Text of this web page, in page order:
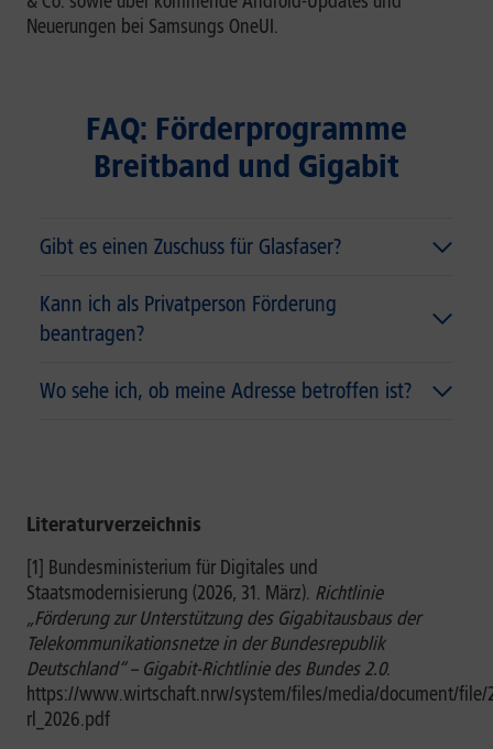
Neuerungen bei Samsungs OneUI.
FAQ: Förderprogramme
Breitband und Gigabit
Gibt es einen Zuschuss für Glasfaser?
Kann ich als Privatperson Förderung
beantragen?
Wo sehe ich, ob meine Adresse betroffen ist?
Literaturverzeichnis
[1] Bundesministerium für Digitales und
Staatsmodernisierung (2026, 31. März). Richtlinie
„Förderung zur Unterstützung des Gigabitausbaus der
Telekommunikationsnetze in der Bundesrepublik
Deutschland“ – Gigabit-Richtlinie des Bundes 2.0.
https://www.wirtschaft.nrw/system/files/media/document/file/
rl_2026.pdf